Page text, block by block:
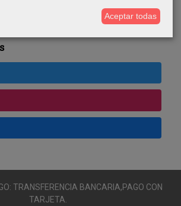
está vacío
TRANSFERENCIA BANCARIA,PAGO CON
TARJETA.
Aceptar todas